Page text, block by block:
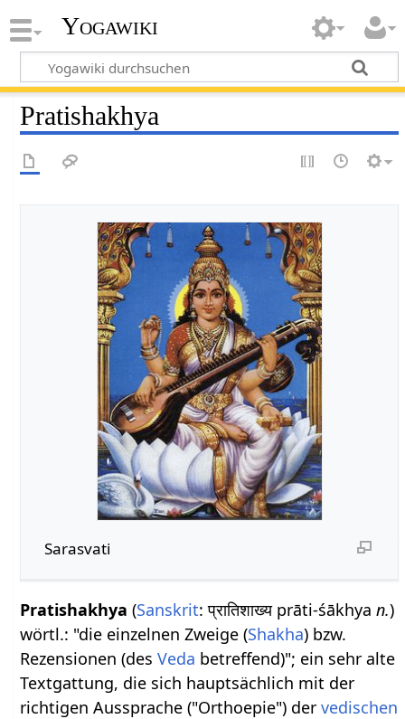
Yogawiki
Pratishakhya
Sarasvati
Pratishakhya (Sanskrit: प्रातिशाख्य prāti-śākhyan.)
wörtl.: "die einzelnen Zweige (Shakha) bzw.
Rezensionen (desVeda betreffend)"; ein sehr alte
Textgattung, die sich hauptsächlich mit der
richtigen Aussprache ("Orthoepie") dervedischen